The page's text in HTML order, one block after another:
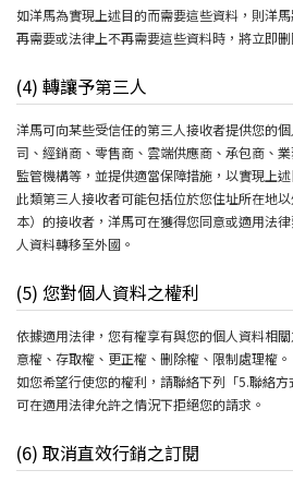
如洋馬為實現上述目的而需要這些資料，則洋
再需要或法律上不再需要這些資料時，將立即
(4) 轉讓予第三人
洋馬可向某些受信任的第三人接收者提供您的
司、經銷商、零售商、雲端供應商、承包商、
監管機構等，並提供適當保障措施，以實現上述
此類第三人接收者可能包括位於您住址所在地
本）的接收者，洋馬可在獲得您同意或適用法
人資料轉移至外國。
(5) 您對個人資料之權利
依據適用法律，您有權享有與您的個人資料相
意權、存取權、更正權、删除權、限制處理權。
如您希望行使您的權利，請聯絡下列「5.聯絡
可在適用法律允許之情況下拒絕您的請求。
(6) 取消直效行銷之訂閱